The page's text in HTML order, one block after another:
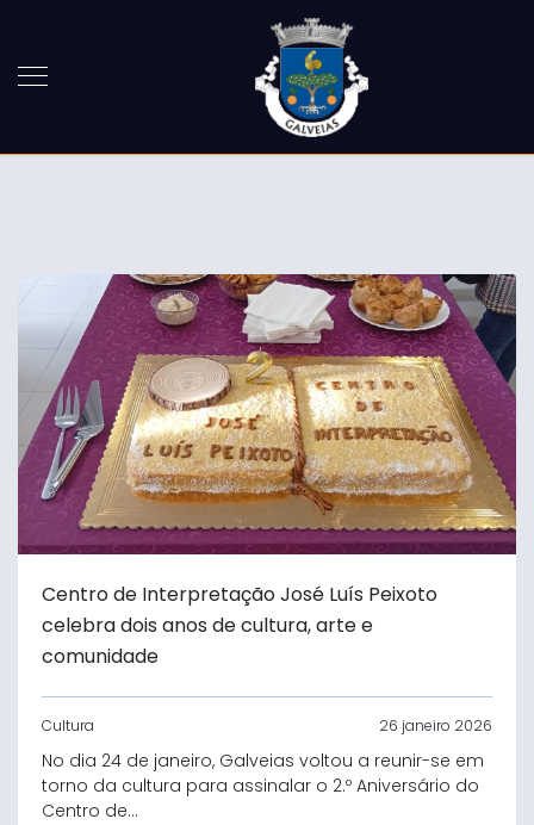
Centro de Interpretação José Luís Peixoto
celebra dois anos de cultura, arte e
comunidade
Cultura 26 janeiro 2026
No dia 24 de janeiro, Galveias voltou a reunir-se em
torno da cultura para assinalar o 2.º Aniversário do
Centro de...